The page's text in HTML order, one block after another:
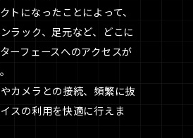
トになったことによって、
ラック、足元など、どこに
ーフェースへのアクセスが
カメラとの接続、頻繁に抜
スの利用を快適に行えま